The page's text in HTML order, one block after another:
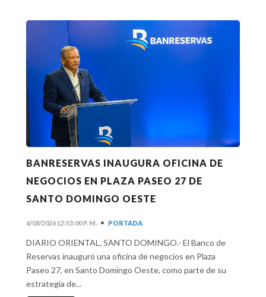
BANRESERVAS INAUGURA OFICINA DE
NEGOCIOS EN PLAZA PASEO 27 DE
SANTO DOMINGO OESTE
6/08/2026 12:53:00 P. M. • PORTADA
DIARIO ORIENTAL, SANTO DOMINGO.- El Banco de
Reservas inauguró una oficina de negocios en Plaza
Paseo 27, en Santo Domingo Oeste, como parte de su
estrategia de...